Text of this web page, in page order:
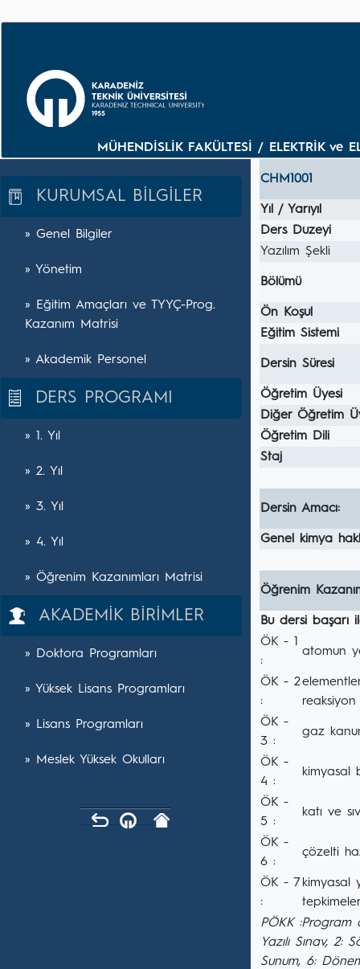
MÜHENDİSLİK FAKÜLTESİ / ELEKTRİK ve
KURUMSAL BİLGİLER
» Genel Bilgiler
» Yönetim
» Eğitim Amaçları ve TYYÇ-Prog.
Kazanım Matrisi
» Akademik Personel
DERS PROGRAMI
» 1. Yıl
» 2. Yıl
» 3. Yıl
» 4. Yıl
» Öğrenim Kazanımları Matrisi
AKADEMİK BİRİMLER
» Doktora Programları
» Yüksek Lisans Programları
» Lisans Programları
» Meslek Yüksek Okulları
CHM1001
Yıl / Yarıyıl
Ders Duzeyi
Yazılım Şekli
Bölümü
Ön Koşul
Eğitim Sistemi
Dersin Süresi
Öğretim Üyesi
Diğer Öğretim
Öğretim Dili
Staj
Dersin Amacı:
Genel kimya
Öğrenim
Bu dersi başarı
ÖK - 1
:
atomun
ÖK - 2
:
ÖK -
3 :
gaz
ÖK -
4 :
kimyasal
ÖK -
5 :
katı ve
ÖK -
6 :
çözelti
ÖK - 7
:
kimyasal
PÖKK :Program
Yazılı Sınav, 2:
Sunum, 6: